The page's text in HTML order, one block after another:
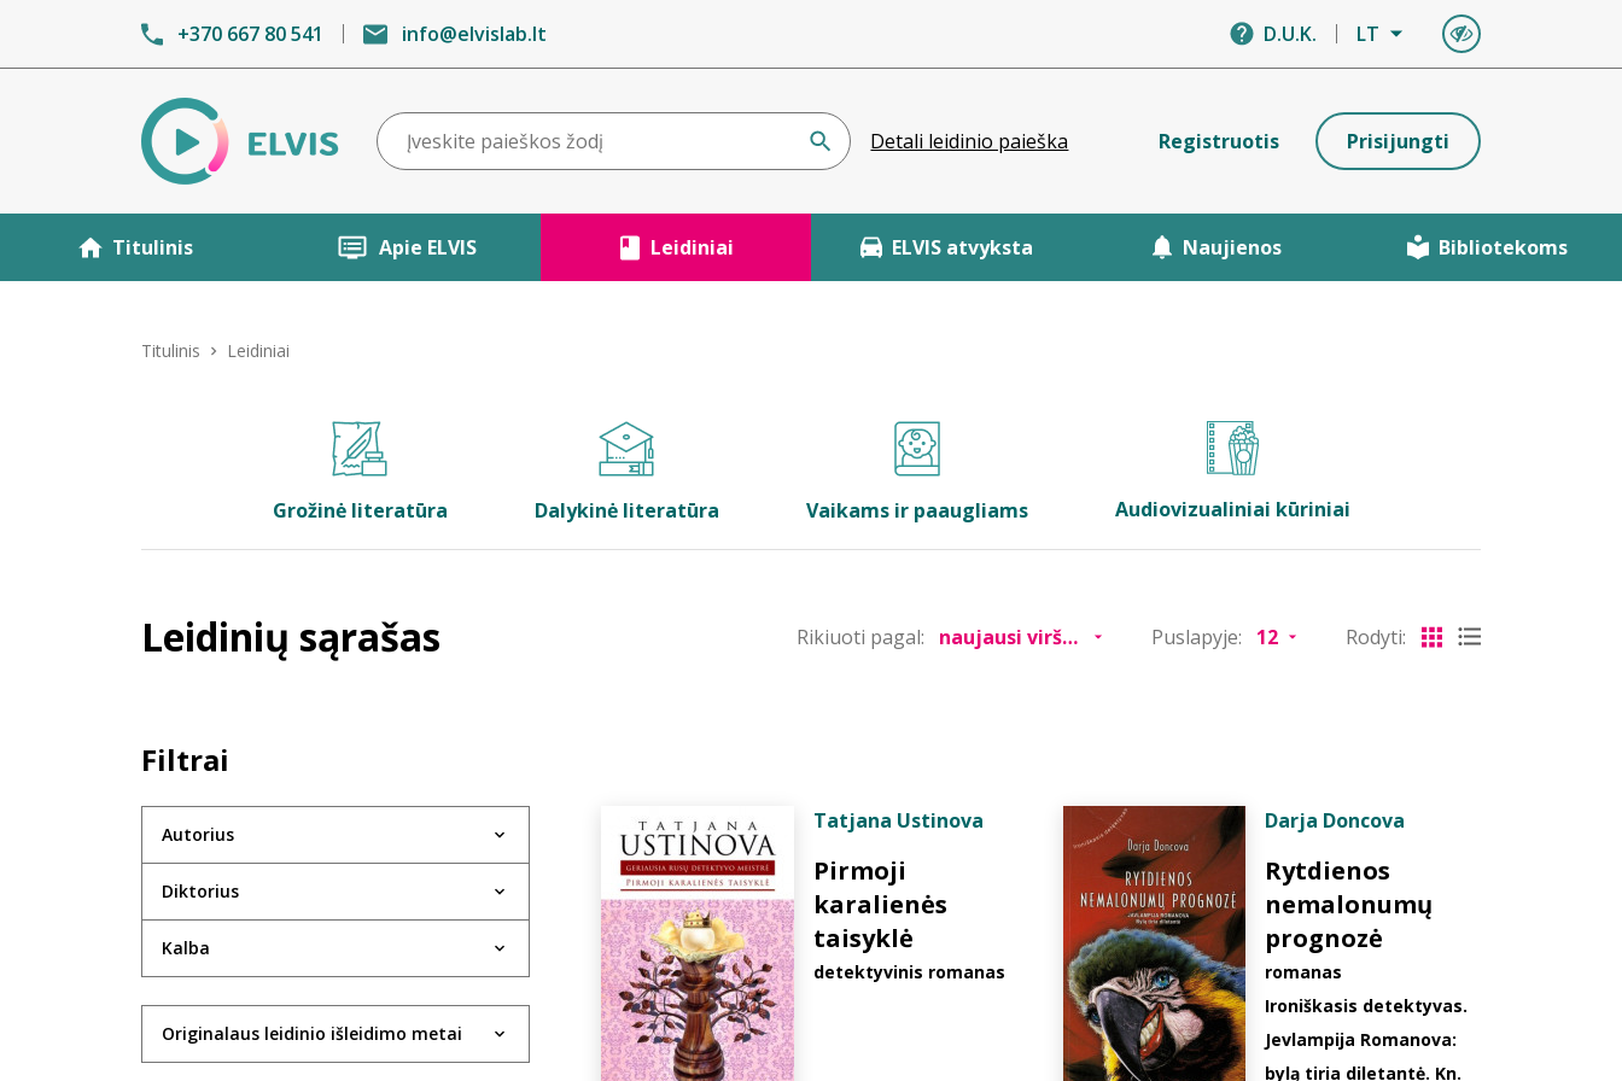
+370 667 80 541 info@elvislab.lt D.U.K. LT
Detali leidinio paieška Registruotis Prisijungti
Titulinis Apie ELVIS Leidiniai ELVIS atvyksta Naujienos Bibliotekoms
Titulinis Leidiniai
Grožinė literatūra Dalykinė literatūra Vaikams ir paaugliams Audiovizualiniai kūriniai
Leidinių sąrašas Rikiuoti pagal: Puslapyje: Rodyti:
Filtrai
Autorius
Diktorius
Kalba
Originalaus leidinio išleidimo metai
Tatjana Ustinova
Pirmoji
karalienės
taisyklė
detektyvinis romanas
Darja Doncova
Rytdienos
nemalonumų
prognozė
romanas
Ironiškasis detektyvas.
Jevlampija Romanova:
bylą tiria diletantė. Kn.